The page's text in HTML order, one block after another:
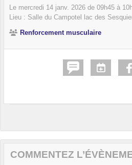
Le mercredi 14 janv. 2026 de 09h45 à
Lieu : Salle du Campotel lac des
Renforcement musculaire
COMMENTEZ